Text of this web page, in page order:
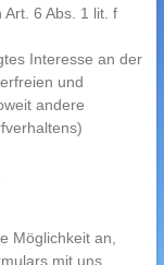
6 Abs. 1 lit. f
Interesse an der
und
andere
Möglichkeit an,
mit uns